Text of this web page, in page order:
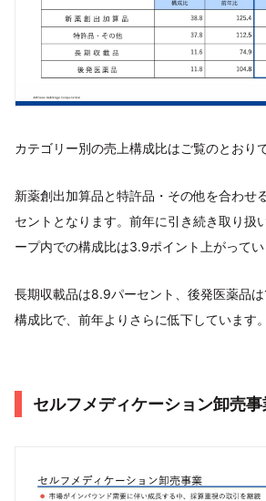
カテゴリー別の売上構成比はご覧のとおりで
新薬創出加算品と特許品・その他を合わせ
セントとなります。前年に引き続き取り扱
ープ内での構成比は3.9ポイント上がってい
長期収載品は8.9パーセント、後発医薬品
構成比で、前年よりさらに低下しています。
セルフメディケーション卸売事